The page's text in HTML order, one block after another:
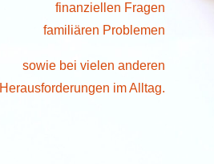
finanziellen Fragen
familiären Problemen
sowie bei vielen anderen
Herausforderungen im Alltag.